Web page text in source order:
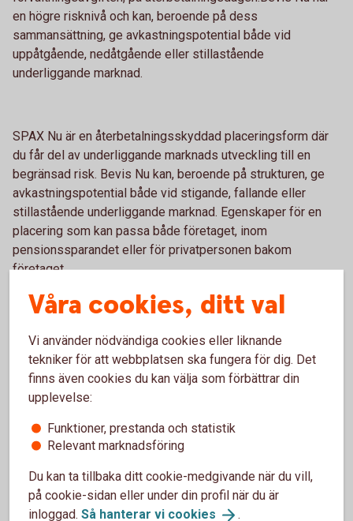
en högre risknivå och kan, beroende på dess
sammansättning, ge avkastningspotential både vid
uppåtgående, nedåtgående eller stillastående
underliggande marknad.
SPAX Nu är en återbetalningsskyddad placeringsform där
du får del av underliggande marknads utveckling till en
begränsad risk. Bevis Nu kan, beroende på strukturen, ge
avkastningspotential både vid stigande, fallande eller
stillastående underliggande marknad. Egenskaper för en
placering som kan passa både företaget, inom
pensionssparandet eller för privatpersonen bakom
företaget.
486125780
Blogg Strukturerade
Våra cookies, ditt val
Vi använder nödvändiga cookies eller liknande
tekniker för att webbplatsen ska fungera för dig. Det
finns även cookies du kan välja som förbättrar din
upplevelse:
Funktioner, prestanda och statistik
Relevant marknadsföring
Du kan ta tillbaka ditt cookie-medgivande när du vill,
på cookie-sidan eller under din profil när du är
inloggad. Så hanterar vi cookies .